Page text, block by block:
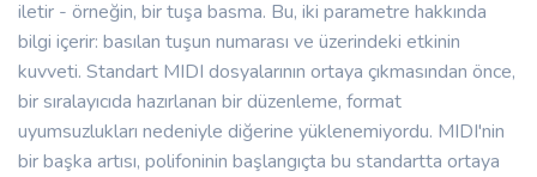
iletir - örneğin, bir tuşa basma. Bu, iki parametre hakkında
bilgi içerir: basılan tuşun numarası ve üzerindeki etkinin
kuvveti. Standart MIDI dosyalarının ortaya çıkmasından önce,
bir sıralayıcıda hazırlanan bir düzenleme, format
uyumsuzlukları nedeniyle diğerine yüklenemiyordu. MIDI'nin
bir başka artısı, polifoninin başlangıçta bu standartta ortaya